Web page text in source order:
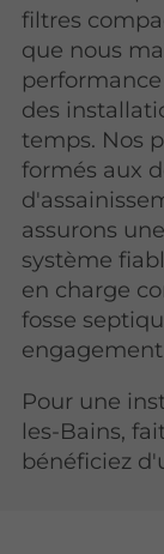
filtres
que nous
des
temps. Nos
formés aux
assurons
système
en charge
fosse
Pour une
les-Bains,
bénéficiez